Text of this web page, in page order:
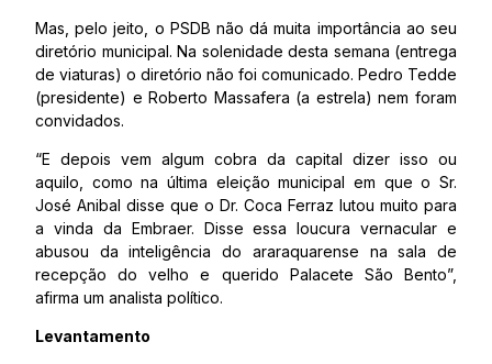
Mas, pelo jeito, o PSDB não dá muita importância ao seu
diretório municipal. Na solenidade desta semana (entrega
de viaturas) o diretório não foi comunicado. Pedro Tedde
(presidente) e Roberto Massafera (a estrela) nem foram
convidados.
“E depois vem algum cobra da capital dizer isso ou
aquilo, como na última eleição municipal em que o Sr.
José Anibal disse que o Dr. Coca Ferraz lutou muito para
a vinda da Embraer. Disse essa loucura vernacular e
abusou da inteligência do araraquarense na sala de
recepção do velho e querido Palacete São Bento”,
afirma um analista político.
Levantamento